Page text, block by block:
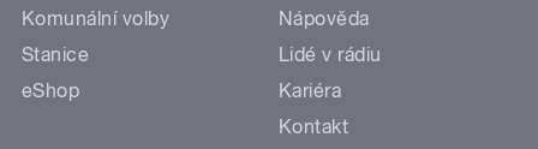
Komunální volby
Stanice
eShop
Nápověda
Lidé v rádiu
Kariéra
Kontakt